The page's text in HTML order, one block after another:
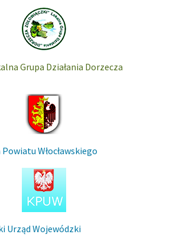
Grupa Działania Dorzecza
Włocławskiego
Urząd Wojewódzki